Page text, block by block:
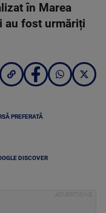
în Marea
au fost urmăriți
PREFERATĂ
DISCOVER